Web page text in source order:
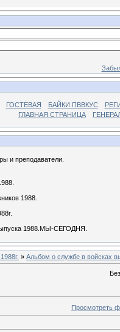
ГОСТЕВАЯ БАЙКИ ПВВКУС
ГЛАВНАЯ СТРАНИЦА
и преподаватели.
1988.
1988.МЫ-СЕГОДНЯ.
» Альбом о службе в войсках
Просмотреть